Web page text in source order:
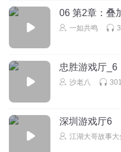
06 第2章：叠
一如共鸣
忠胜游戏厅_6
沙老八
深圳游戏厅6
江湖大哥故事大